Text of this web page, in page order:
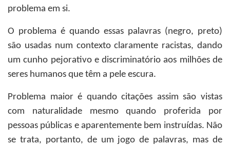
problema em si.
O problema é quando essas palavras (negro, preto)
são usadas num contexto claramente racistas, dando
um cunho pejorativo e discriminatório aos milhões de
seres humanos que têm a pele escura.
Problema maior é quando citações assim são vistas
com naturalidade mesmo quando proferida por
pessoas públicas e aparentemente bem instruídas. Não
se trata, portanto, de um jogo de palavras, mas de